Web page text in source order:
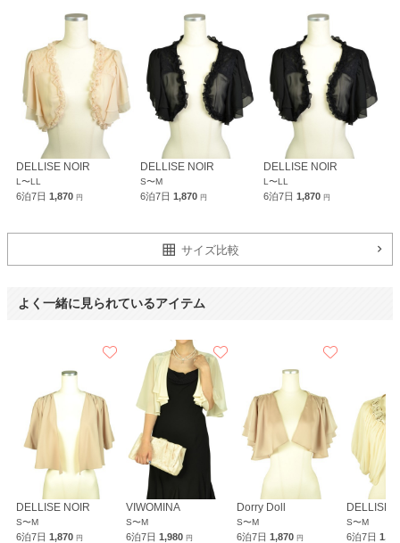
DELLISE NOIR
L〜LL
6泊7日 1,870 円
DELLISE NOIR
S〜M
6泊7日 1,870 円
DELLISE NOIR
L〜LL
6泊7日1,870円
サイズ比較
よく一緒に見られているアイテム
DELLISE NOIR
S〜M
6泊7日 1,870 円
VIWOMINA
S〜M
6泊7日1,980円
Dorry Doll
S〜M
6泊7日 1,870 円
DELLISE
S〜M
6泊7日